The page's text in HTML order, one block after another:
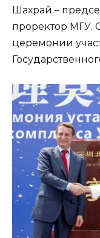
Шахрай –
проректор МГУ.
церемонии